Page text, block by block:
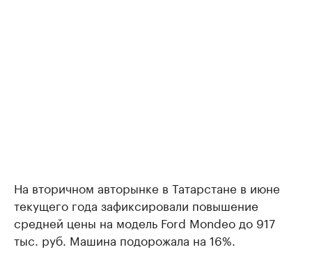
На вторичном авторынке в Татарстане в июне
текущего года зафиксировали повышение
средней цены на модель Ford Mondeo до 917
тыс. руб. Машина подорожала на 16%.